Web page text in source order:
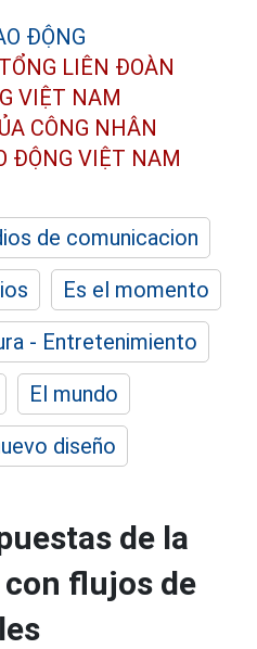
LIÊN ĐOÀN
VIỆT NAM
CÔNG NHÂN
ĐỘNG VIỆT NAM
de comunicacion
Es el momento
- Entretenimiento
El mundo
diseño
de la
flujos de